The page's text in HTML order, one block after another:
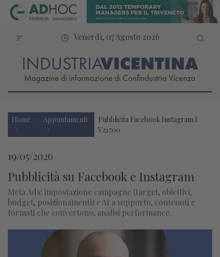
Venerdì, 07 Agosto 2026
Home Appuntamenti
Pubblicita Facebook Instagram I
V21700
19/05/2026
Pubblicità su Facebook e Instagram
Meta Ads: impostazione campagne (target, obiettivi,
budget, posizionamenti) e AI a supporto, contenuti e
formati che convertono, analisi performance.